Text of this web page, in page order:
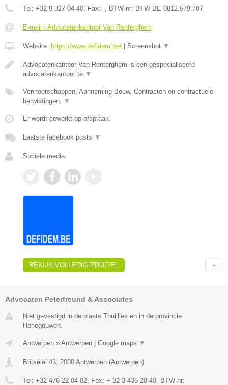
Tel: +32 9 327 04 40, Fax: -, BTW-nr: BTW BE 0812.579.787
E-mail › Advocatenkantoor Van Renterghem
Website: https://www.defidem.be/ Screenshot ▼
Advocatenkantoor Van Renterghem is een gespecialiseerd
advocatenkantoor te ▼
Vennootschappen, Aanneming Bouw, Contracten en contractuele
betwistingen, ▼
Er wordt gewerkt op afspraak.
Laatste facebook posts ▼
Sociale media:
BEKIJK VOLLEDIG PROFIEL
Advocaten Peterfreund & Associates
Niet gevestigd in de plaats Thuillies en in de provincie
Henegouwen.
Antwerpen » Antwerpen Google maps ▼
Britselei 43, 2000 Antwerpen (Antwerpen)
Tel: +32 476 22 04 02, Fax: + 32 3 435 28 49, BTW-nr: -